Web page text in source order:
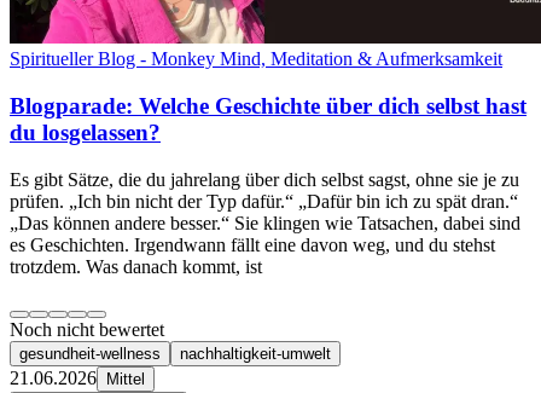
Spiritueller Blog - Monkey Mind, Meditation & Aufmerksamkeit
Blogparade: Welche Geschichte über dich selbst hast
du losgelassen?
Es gibt Sätze, die du jahrelang über dich selbst sagst, ohne sie je zu
prüfen. „Ich bin nicht der Typ dafür.“ „Dafür bin ich zu spät dran.“
„Das können andere besser.“ Sie klingen wie Tatsachen, dabei sind
es Geschichten. Irgendwann fällt eine davon weg, und du stehst
trotzdem. Was danach kommt, ist
Noch nicht bewertet
gesundheit-wellness nachhaltigkeit-umwelt
21.06.2026
Mittel